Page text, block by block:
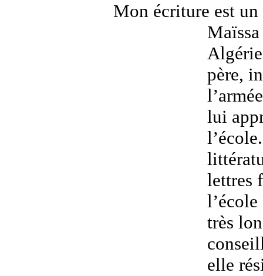
Mon écriture est un
père,
lui
lettres
très
elle